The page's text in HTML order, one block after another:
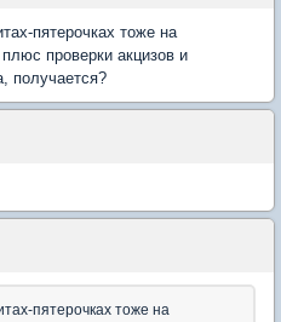
пятерочках тоже на
проверки акцизов и
получается?
пятерочках тоже на